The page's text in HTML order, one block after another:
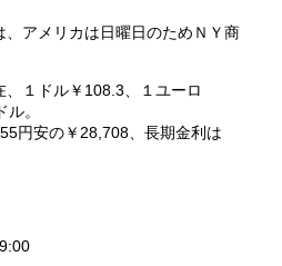
アメリカは日曜日のためＮＹ商
１ドル￥108.3、１ユーロ
。
円安の￥28,708、長期金利は